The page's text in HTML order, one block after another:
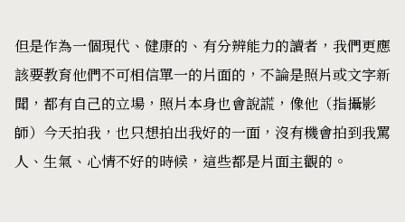
但是作為一個現代、健康的、有分辨能力的讀者，我們更應
該要教育他們不可相信單一的片面的，不論是照片或文字新
聞，都有自己的立場，照片本身也會說謊，像他（指攝影
師）今天拍我，也只想拍出我好的一面，沒有機會拍到我罵
人、生氣、心情不好的時候，這些都是片面主觀的。